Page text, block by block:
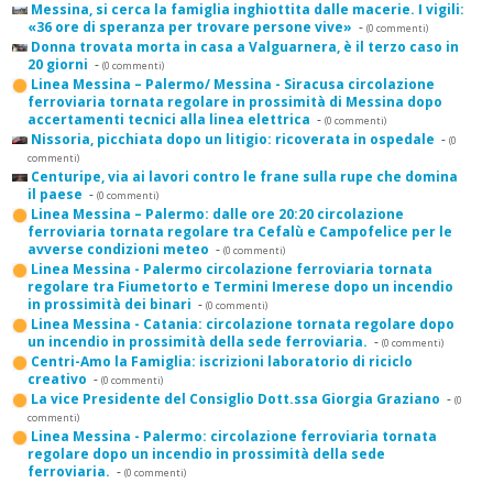
Messina, si cerca la famiglia inghiottita dalle macerie. I vigili:
«36 ore di speranza per trovare persone vive» - (0 commenti)
Donna trovata morta in casa a Valguarnera, è il terzo caso in
20 giorni - (0 commenti)
Linea Messina – Palermo/ Messina - Siracusa circolazione
ferroviaria tornata regolare in prossimità di Messina dopo
accertamenti tecnici alla linea elettrica - (0 commenti)
Nissoria, picchiata dopo un litigio: ricoverata in ospedale - (0
commenti)
Centuripe, via ai lavori contro le frane sulla rupe che domina
il paese - (0 commenti)
Linea Messina – Palermo: dalle ore 20:20 circolazione
ferroviaria tornata regolare tra Cefalù e Campofelice per le
avverse condizioni meteo - (0 commenti)
Linea Messina - Palermo circolazione ferroviaria tornata
regolare tra Fiumetorto e Termini Imerese dopo un incendio
in prossimità dei binari - (0 commenti)
Linea Messina - Catania: circolazione tornata regolare dopo
un incendio in prossimità della sede ferroviaria. - (0 commenti)
Centri-Amo la Famiglia: iscrizioni laboratorio di riciclo
creativo - (0 commenti)
La vice Presidente del Consiglio Dott.ssa Giorgia Graziano - (0
commenti)
Linea Messina - Palermo: circolazione ferroviaria tornata
regolare dopo un incendio in prossimità della sede
ferroviaria. - (0 commenti)